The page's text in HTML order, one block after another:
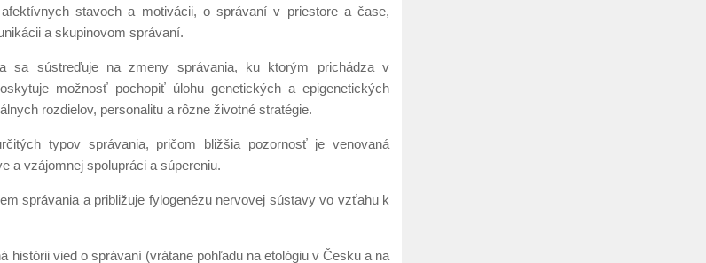
stavoch a motivácii, o správaní v priestore a čase,
a skupinovom správaní.
sa sústreďuje na zmeny správania, ku ktorým prichádza v
možnosť pochopiť úlohu genetických a epigenetických
rozdielov, personalitu a rôzne životné stratégie.
typov správania, pričom bližšia pozornosť je venovaná
a vzájomnej spolupráci a súpereniu.
správania a približuje fylogenézu nervovej sústavy vo vzťahu k
vied o správaní (vrátane pohľadu na etológiu v Česku a na